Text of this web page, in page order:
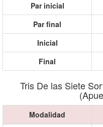
Par inicial
Par final
Inicial
Final
Tris De las Siete
Modalidad